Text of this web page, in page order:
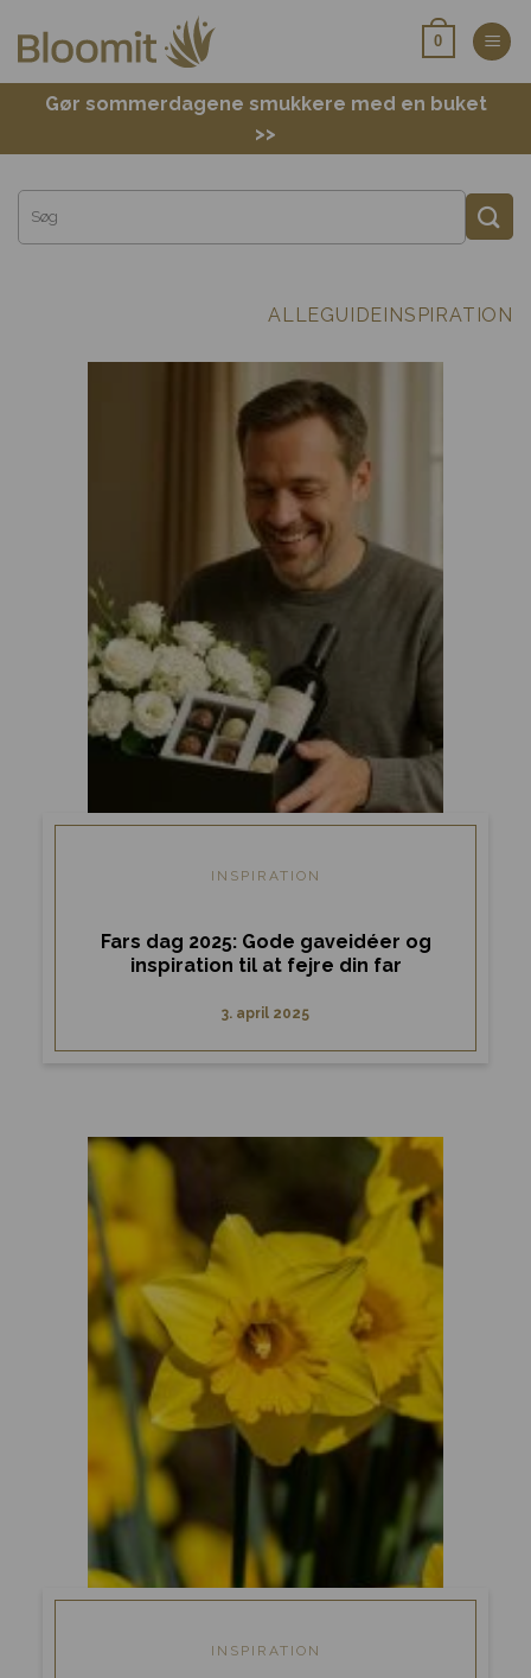
0
Gør sommerdagene smukkere med en buket
>>
ALLEGUIDE INSPIRATION
INSPIRATION
Fars dag 2025: Gode gaveidéer og
inspiration til at fejre din far
3. april 2025
INSPIRATION